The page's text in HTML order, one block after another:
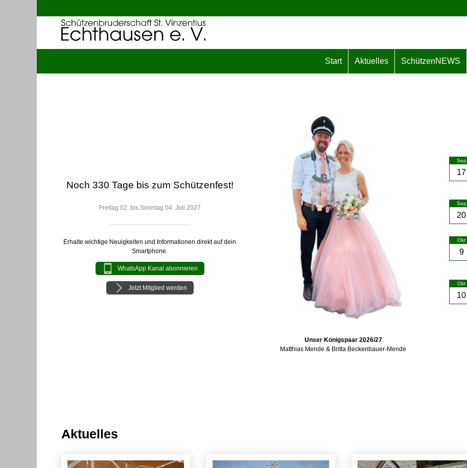
Start Aktuelles SchützenNEWS
Noch 330 Tage bis zum Schützenfest!
Freitag 02. bis Sonntag 04. Juli 2027
Erhalte wichtige Neuigkeiten und Informationen direkt auf dein
Smartphone.
WhatsApp Kanal abonnieren
Jetzt Mitglied werden
Unser Königspaar 2026/27
Matthias Mende & Britta Beckenbauer-Mende
Sep
17
Sep
20
Okt
9
Okt
10
Aktuelles